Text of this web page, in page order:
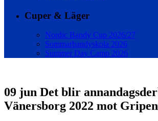
Cuper & Läger
Nordic Bandy Cup 2026/27
Sommarbandyskola 2026
Summer Day Camp 2026
09 jun Det blir
Vänersborg 2022 mot Gripen